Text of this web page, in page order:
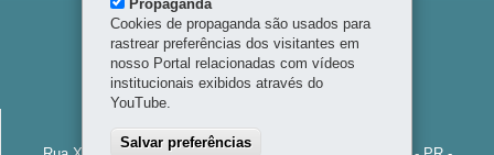
Navegação
Principal
Palco
Propaganda
Cookies de propaganda são usados para
rastrear preferências dos visitantes em
nosso Portal relacionadas com vídeos
institucionais exibidos através do
YouTube.
Salvar preferências